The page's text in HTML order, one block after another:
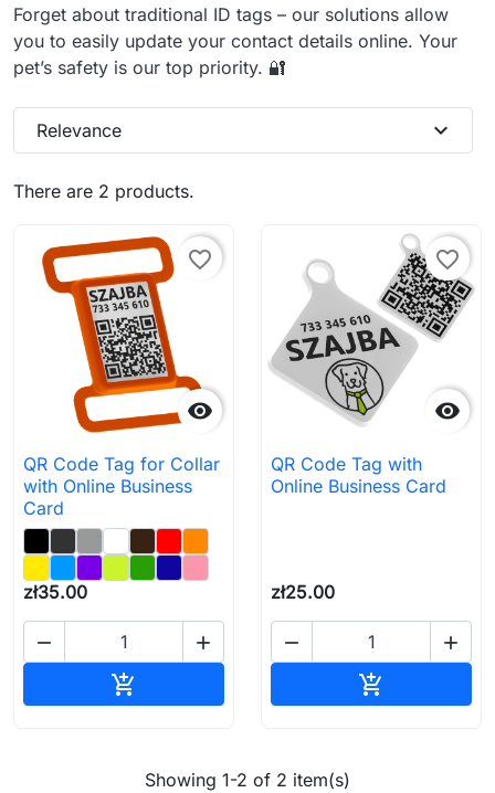
Forget about traditional ID tags – our solutions allow
you to easily update your contact details online. Your
pet’s safety is our top priority. 🔐
There are 2 products.
Relevance expand_more

favorite_border
QR Code Tag for Collar
with Online Business
Card
zł35.00
 


favorite_border
QR Code Tag with
Online Business Card
zł25.00
 

Showing 1-2 of 2 item(s)